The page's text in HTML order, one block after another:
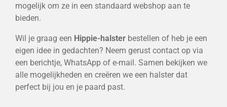
mogelijk om ze in een standaard webshop aan te
bieden.
Wil je graag een Hippie-halster bestellen of heb je een
eigen idee in gedachten? Neem gerust contact op via
een berichtje, WhatsApp of e-mail. Samen bekijken we
alle mogelijkheden en creëren we een halster dat
perfect bij jou en je paard past.